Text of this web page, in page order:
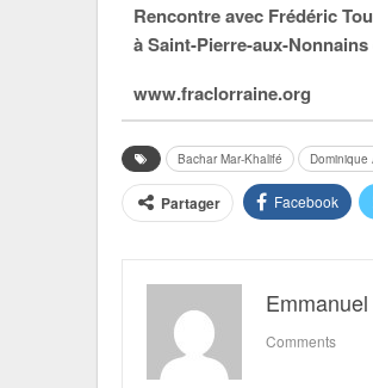
Rencontre avec Frédéric
à Saint-Pierre-aux-
www.fraclorraine.org
Bachar Mar-Khalifé Dominique
Partager Facebook
Comments